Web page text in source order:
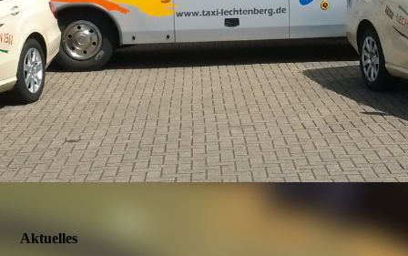
Aktuelles